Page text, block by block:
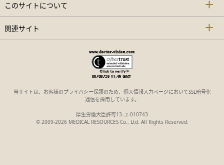
このサイトについて
関連サイト
当サイトは、お客様のプライバシー保護のため、個人情報入力ページにおいてSSL暗号化
通信を採用しています。
厚生労働大臣許可13-ユ-010743
© 2009-2026 MEDICAL RESOURCES Co., Ltd. All Rights Reserved.